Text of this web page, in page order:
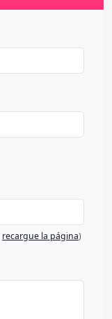
recargue la página)